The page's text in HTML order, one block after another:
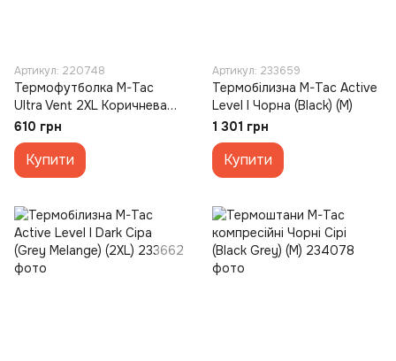
Артикул: 220748
Термофутболка M-Tac
Ultra Vent 2XL Коричнева
(Coyote)
610 грн
Купити
Артикул: 233659
Термобілизна M-Tac Active
Level I Чорна (Black) (M)
1 301 грн
Купити